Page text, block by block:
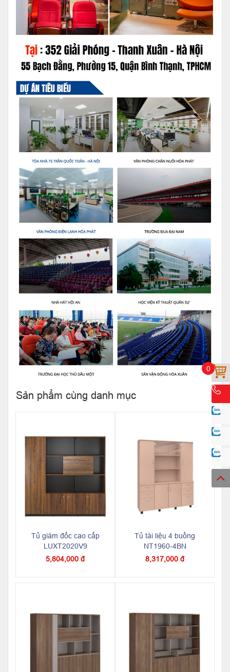
0
Sản phẩm cùng danh mục
Tủ giám đốc cao cấp
LUXT2020V9
5,804,000 đ
Tủ tài liệu 4 buồng
NT1960-4BN
8,317,000 đ